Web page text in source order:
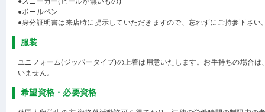
●ボールペン
●身分証明書は来店時に提示していただきますので、忘れずにご持参下さい
服装
ユニフォーム(ジッパータイプ)の上着は用意いたします。お手持ちの場合は
いません。
希望資格・必要資格